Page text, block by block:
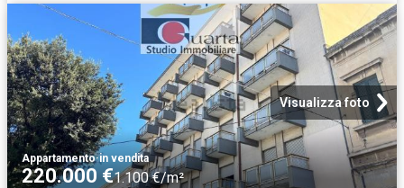
Visualizza foto
Appartamento·in vendita
220.000 €1.100 €/m²